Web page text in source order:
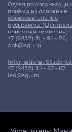
Отдел по организации
приёма на основные
образовательные
программы
приёмная комиссия):
+7 (8452) 51 - 92 - 26,
cpk@sgu.ru
International Students:
+7 (8452) 50 - 87 - 07,
ied@sgu.ru